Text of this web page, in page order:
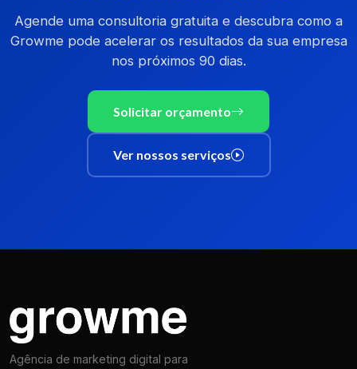
Agende uma consultoria gratuita e descubra como a
Growme pode acelerar os resultados da sua empresa
nos próximos 90 dias.
Solicitar orçamento
Ver nossos serviços
Agência de marketing digital para